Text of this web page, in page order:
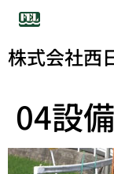
株式会社西
04設